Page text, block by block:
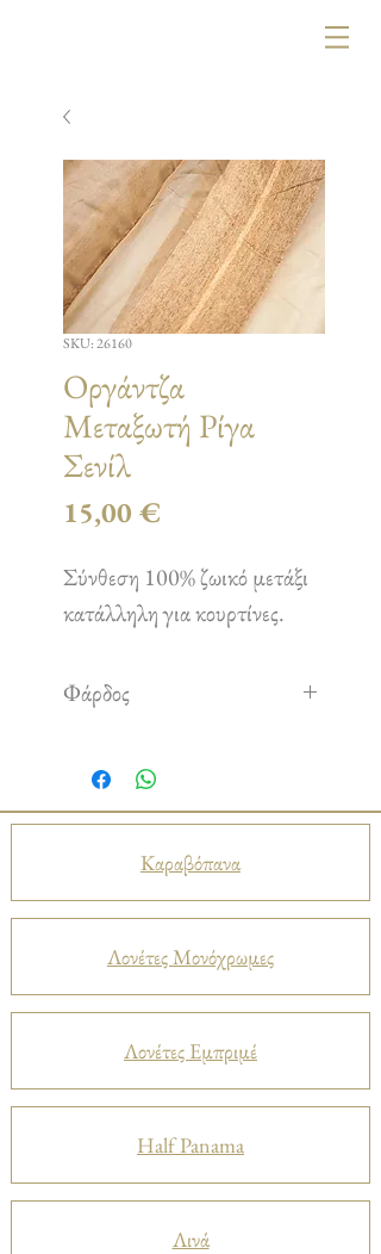
SKU: 26160
Οργάντζα
Μεταξωτή Ρίγα
Σενίλ
15,00 €
Σύνθεση 100% ζωικό μετάξι
κατάλληλη για κουρτίνες.
Φάρδος
Καραβόπανα
Λονέτες Μονόχρωμες
Λονέτες Εμπριμέ
Half Panama
Λινά